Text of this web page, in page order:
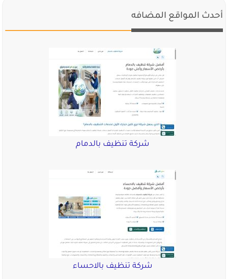
أحدث المواقع المضافه
شركة تنظيف بالدمام
شركة تنظيف بالاحساء